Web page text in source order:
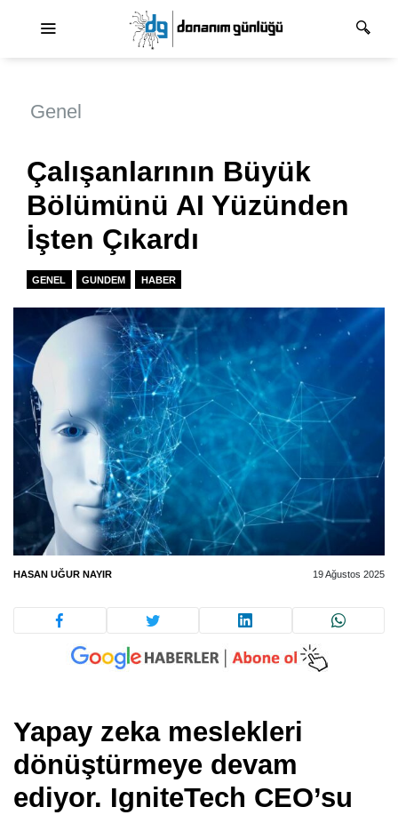
Genel
Çalışanlarının Büyük
Bölümünü AI Yüzünden
İşten Çıkardı
GENEL GUNDEM HABER
HASAN UĞUR NAYIR 19 Ağustos 2025
Yapay zeka meslekleri
dönüştürmeye devam
ediyor. IgniteTech CEO’su